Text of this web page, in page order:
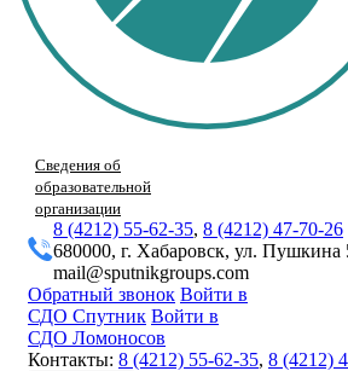
Сведения об
образовательной
организации
8 (4212) 55-62-35, 8 (4212) 47-70-26
680000, г. Хабаровск, ул. Пушкина
mail@sputnikgroups.com
Обратный звонок Войти в
СДО Спутник Войти в
СДО Ломоносов
Контакты: 8 (4212) 55-62-35, 8 (4212)